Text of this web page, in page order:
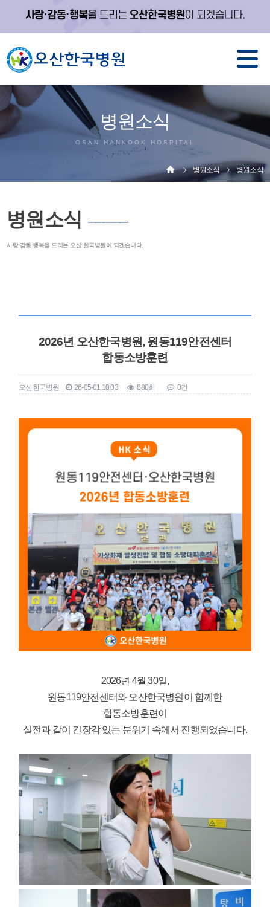
병원소식
OSAN HANKOOK HOSPITAL
병원소식 병원소식
병원소식 ─────
사랑·감동·행복을 드리는 오산 한국병원이 되겠습니다.
2026년 오산한국병원, 원동119안전센터
합동소방훈련
오산한국병원 26-05-01 10:03 880회 0건
본문
2026년 4월 30일,
원동119안전센터와 오산한국병원이 함께한
합동소방훈련이
실전과 같이 긴장감 있는 분위기 속에서 진행되었습니다.